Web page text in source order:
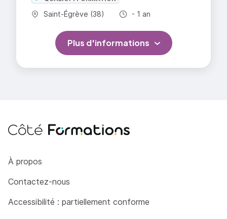
Commune :
Saint-Égrève (38) Durée totale :
- 1 an
Plus d'informations
Côté Formations
À propos
Contactez-nous
Accessibilité : partiellement conforme